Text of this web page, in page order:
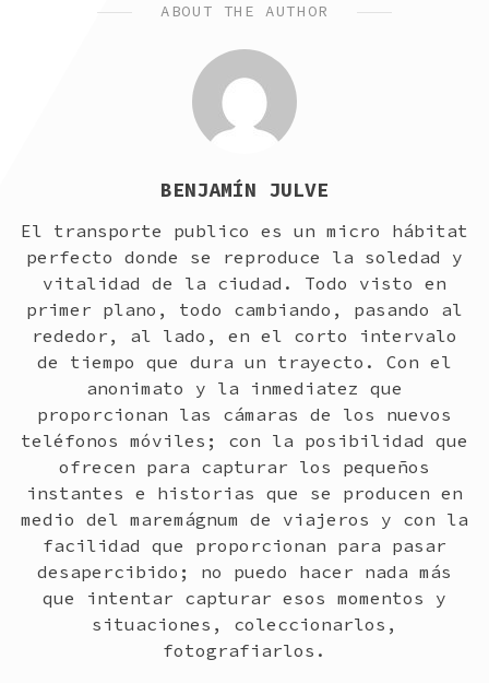
ABOUT THE AUTHOR
BENJAMÍN JULVE
El transporte publico es un micro hábitat
perfecto donde se reproduce la soledad y
vitalidad de la ciudad. Todo visto en
primer plano, todo cambiando, pasando al
rededor, al lado, en el corto intervalo
de tiempo que dura un trayecto. Con el
anonimato y la inmediatez que
proporcionan las cámaras de los nuevos
teléfonos móviles; con la posibilidad que
ofrecen para capturar los pequeños
instantes e historias que se producen en
medio del maremágnum de viajeros y con la
facilidad que proporcionan para pasar
desapercibido; no puedo hacer nada más
que intentar capturar esos momentos y
situaciones, coleccionarlos,
fotografiarlos.